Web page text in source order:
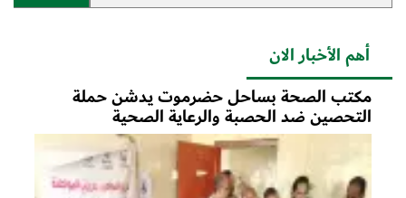
أهم الأخبار الان
مكتب الصحة بساحل حضرموت يدشن حملة
التحصين ضد الحصبة والرعاية الصحية